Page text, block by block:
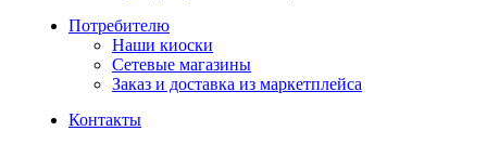
Потребителю
Наши киоски
Сетевые магазины
Заказ и доставка из маркетплейса
Контакты